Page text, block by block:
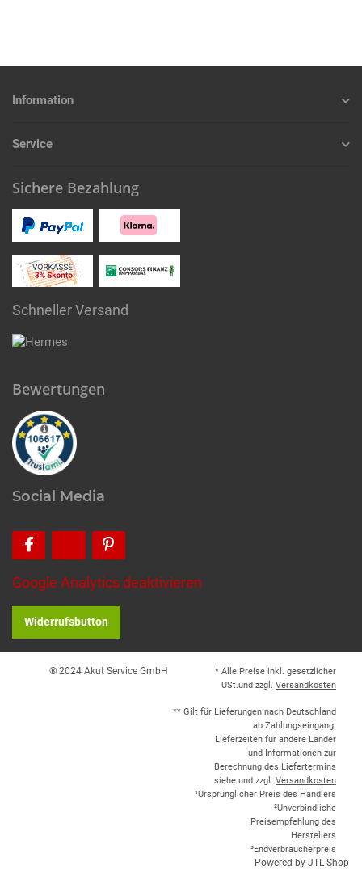
Information
Service
Sichere Bezahlung
Schneller Versand
Bewertungen
Social Media
Google Analytics deaktivieren
Widerrufsbutton
® 2024 Akut Service GmbH
* Alle Preise inkl. gesetzlicher
USt.und zzgl. Versandkosten
** Gilt für Lieferungen nach Deutschland
ab Zahlungseingang.
Lieferzeiten für andere Länder
und Informationen zur
Berechnung des Liefertermins
siehe und zzgl. Versandkosten
¹Ursprünglicher Preis des Händlers
²Unverbindliche
Preisempfehlung des
Herstellers
³Endverbraucherpreis
Powered by JTL-Shop